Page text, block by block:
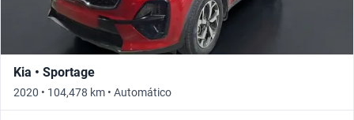
Kia • Sportage
2020 • 104,478 km • Automático